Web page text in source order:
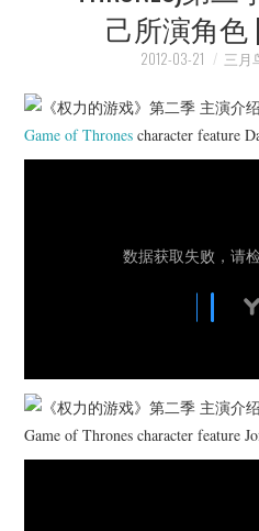
脱口秀
美剧英剧
己所演角
2012-03-21 三月
Game of Thrones character feature
Game of Thrones character feature